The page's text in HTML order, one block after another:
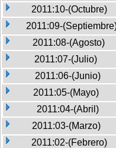
2011:10-(Octubre)
2011:09-
2011:08-(Agosto)
2011:07-(Julio)
2011:06-(Junio)
2011:05-(Mayo)
2011:04-(Abril)
2011:03-(Marzo)
2011:02-(Febrero)